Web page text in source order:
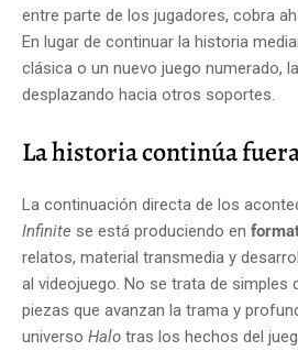
entre parte de los jugadores, cobra
En lugar de continuar la historia
clásica o un nuevo juego numerado,
desplazando hacia otros soportes.
La historia continúa
La continuación directa de los
Infinite se está produciendo en
relatos, material transmedia y
al videojuego. No se trata de simples
piezas que avanzan la trama y
universo Halo tras los hechos del